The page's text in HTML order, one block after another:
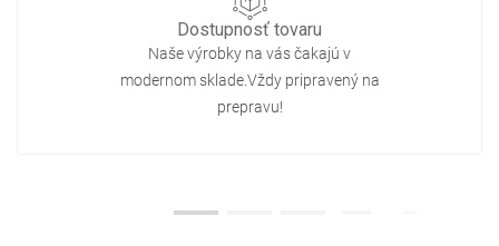
Dostupnosť tovaru
Naše výrobky na vás čakajú v
modernom sklade.Vždy pripravený na
prepravu!